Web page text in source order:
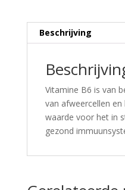
Beschrijving
Vitamine B6 is van
van afweercellen
waarde voor het in
gezond